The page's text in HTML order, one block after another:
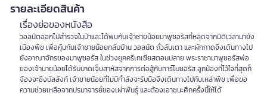
รายละเอียดสินค้า
เรื่องย่อของหนังสือ
วอลนัตออกไปสำรวจในป่าและได้พบกับเจ้าชายน้อยมาพูซอรัสที่หลุดจากมิติเวลามายัง
เมืองพืช เพื่อคุ้มกันเจ้าชายน้อยกลับบ้าน วอลนัต ถั่วลันเตา และผักกาดจึงเดินทางไป
ยังอาณาจักรของมาพูซอรัส ในช่วงยุคครีเทเชียสตอนปลาย พระราชามาพูซอรัสพ่อ
ของเจ้านายน้อยได้รับบาดเจ็บสาหัสจากการต่อสู้กับทาร์โบซอรัส ลูกน้องที่ไว้ใจที่สุดก็
จ้องจะชิงบัลลังก์ เจ้าชายน้อยที่ไม่มีกำลังจะรับมือจึงเดินทางไปกับเหล่าพืช เพื่อขอ
ความช่วยเหลือจากปรมาจารย์ของเผ่าพันธุ์ และต้องเอาชนะศึกครั้งนี้ให้ได้